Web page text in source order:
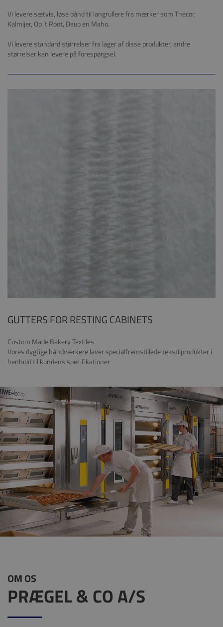
Vi levere sætvis, løse bånd til langrullere fra mærker som Thecor,
Kalmijer, Op ’t Root, Daub en Maho.
Vi levere standard størrelser fra lager af disse produkter, andre
størrelser kan levere på forespørgsel.
GUTTERS FOR RESTING CABINETS
Costom Made Bakery Textiles
Vores dygtige håndværkere laver specialfremstillede tekstilprodukter i
henhold til kundens specifikationer
OM OS
PRÆGEL & CO A/S